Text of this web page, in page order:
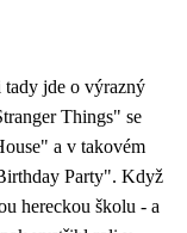
tady jde o výrazný
Things" se
a v takovém
Party". Když
hereckou školu - a